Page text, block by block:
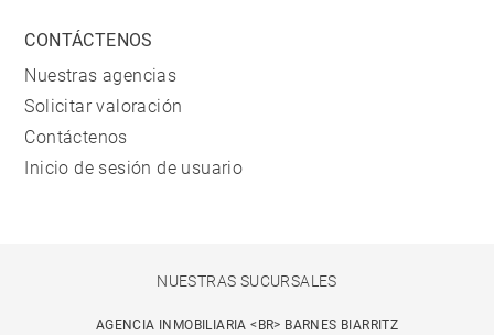
CONTÁCTENOS
Nuestras agencias
Solicitar valoración
Contáctenos
Inicio de sesión de usuario
NUESTRAS SUCURSALES
AGENCIA INMOBILIARIA <BR> BARNES BIARRITZ